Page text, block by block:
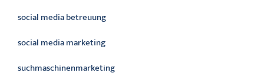
social media betreuung
social media marketing
suchmaschinenmarketing